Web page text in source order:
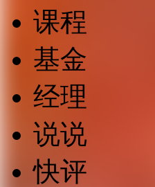
课程
基金
经理
说说
快评